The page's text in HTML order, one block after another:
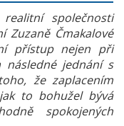
společnosti
Zuzaně Čmakalové
přístup nejen při
jednání s
že zaplacením
to bohužel bývá
spokojených